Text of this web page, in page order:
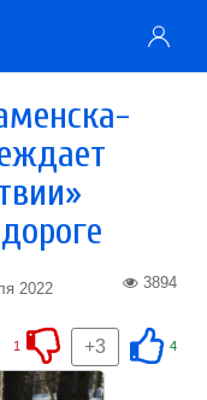
2022 3894
4
+3
1